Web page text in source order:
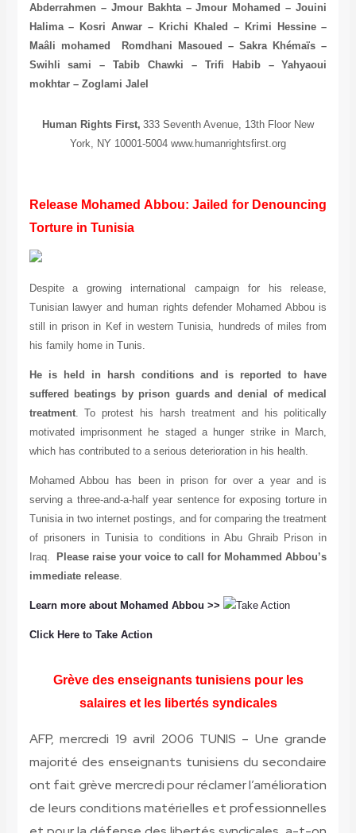
Abderrahmen – Jmour Bakhta – Jmour Mohamed – Jouini
Halima – Kosri Anwar – Krichi Khaled – Krimi Hessine –
Maâli mohamed
Romdhani Masoued – Sakra Khémaïs –
Swihli sami – Tabib Chawki – Trifi Habib – Yahyaoui
mokhtar – Zoglami Jalel
Human Rights First, 333 Seventh Avenue, 13th Floor New
York, NY 10001-5004 www.humanrightsfirst.org
Release Mohamed Abbou: Jailed for Denouncing
Torture in Tunisia
Despite a growing international campaign for his release,
Tunisian lawyer and human rights defender Mohamed Abbou is
still in prison in Kef in western Tunisia, hundreds of miles from
his family home in Tunis.
He is held in harsh conditions and is reported to have
suffered beatings by prison guards and denial of medical
treatment. To protest his harsh treatment and his politically
motivated imprisonment he staged a hunger strike in March,
which has contributed to a serious deterioration in his health.
Mohamed Abbou has been in prison for over a year and is
serving a three-and-a-half year sentence for exposing torture in
Tunisia in two internet postings, and for comparing the treatment
of prisoners in Tunisia to conditions in Abu Ghraib Prison in
Iraq.
Please raise your voice to call for Mohammed Abbou’s
immediate release.
Learn more about Mohamed Abbou >>
Click Here to Take Action
Grève des enseignants tunisiens pour les
salaires et les libertés syndicales
AFP, mercredi 19 avril 2006 TUNIS – Une grande
majorité des enseignants tunisiens du secondaire
ont fait grève mercredi pour réclamer l’amélioration
de leurs conditions matérielles et professionnelles